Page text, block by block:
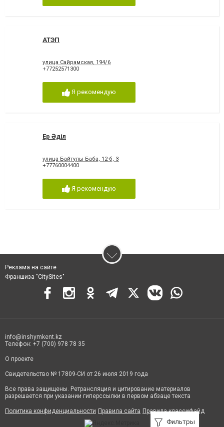
АТЭП
улица Сайрамская, 194/6
+77252571300
Я рекомендую
Ер Әділ
улица Байтулы Баба, 12-б, 3
+77760004400
Я рекомендую
Фильтры
Реклама на сайте
Франшиза "CitySites"
info@inshymkent.kz
Телефон: +7 (700) 978 78 35
О проекте
Свидетельство № 17809-СИ от 26 июля 2019 года
Все права защищены. Ретрансляция и цитирование материалов
разрешается при указании гиперссылки в первом абзаце текста
Политика конфиденциальности Правила сайта Правила классифайд